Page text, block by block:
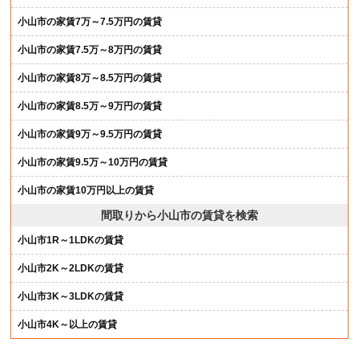
小山市の家賃7万～7.5万円の賃貸
小山市の家賃7.5万～8万円の賃貸
小山市の家賃8万～8.5万円の賃貸
小山市の家賃8.5万～9万円の賃貸
小山市の家賃9万～9.5万円の賃貸
小山市の家賃9.5万～10万円の賃貸
小山市の家賃10万円以上の賃貸
間取りから小山市の賃貸を検索
小山市1R～1LDKの賃貸
小山市2K～2LDKの賃貸
小山市3K～3LDKの賃貸
小山市4K～以上の賃貸